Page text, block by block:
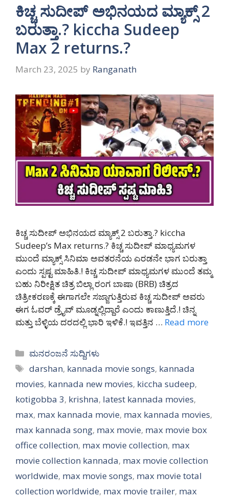
ಕಿಚ್ಚ ಸುದೀಪ್ ಅಭಿನಯದ ಮ್ಯಾಕ್ಸ್ 2
ಬರುತ್ತಾ.? kiccha Sudeep
Max 2 returns.?
March 23, 2025 by Ranganath
ಕಿಚ್ಚ ಸುದೀಪ್ ಅಭಿನಯದ ಮ್ಯಾಕ್ಸ್ 2 ಬರುತ್ತಾ.? kiccha
Sudeep’s Max returns.? ಕಿಚ್ಚ ಸುದೀಪ್ ಮಾಧ್ಯಮಗಳ
ಮುಂದೆ ಮ್ಯಾಕ್ಸ್ ಸಿನಿಮಾ ಅವತರನೆಯ ಎರಡನೇ ಭಾಗ ಬರುತ್ತಾ
ಎಂದು ಸ್ಪಷ್ಟ ಮಾಹಿತಿ.! ಕಿಚ್ಚ ಸುದೀಪ್ ಮಾಧ್ಯಮಗಳ ಮುಂದೆ ತಮ್ಮ
ಬಹು ನಿರೀಕ್ಷಿತ ಚಿತ್ರ ಬಿಲ್ಲಾ ರಂಗ ಬಾಷಾ (BRB) ಚಿತ್ರದ
ಚಿತ್ರೀಕರಣಕ್ಕೆ ಈಗಾಗಲೇ ಸಜ್ಜಾಗುತ್ತಿರುವ ಕಿಚ್ಚ ಸುದೀಪ್ ಅವರು
ಈಗ ಓವರ್ ಡ್ರೈವ್ ಮೂಡ್ನಲ್ಲಿದ್ದಾರೆ ಎಂದು ಕಾಣುತ್ತಿದೆ.! ಚಿನ್ನ
ಮತ್ತು ಬೆಳ್ಳಿಯ ದರದಲ್ಲಿ ಭಾರಿ ಇಳಿಕೆ.! ಇವತ್ತಿನ … Read more
Categories
ಮನರಂಜನೆ ಸುದ್ದಿಗಳು
Tags
darshan, kannada movie songs, kannada
movies, kannada new movies, kiccha sudeep,
kotigobba 3, krishna, latest kannada movies,
max, max kannada movie, max kannada movies,
max kannada song, max movie, max movie box
office collection, max movie collection, max
movie collection kannada, max movie collection
worldwide, max movie songs, max movie total
collection worldwide, max movie trailer, max